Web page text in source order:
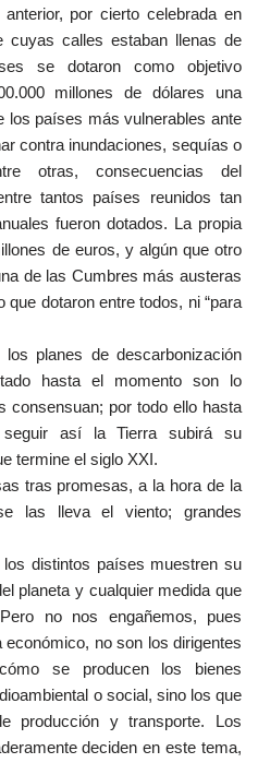
por cierto celebrada en
cuyas calles estaban llenas de
se dotaron como objetivo
millones de dólares una
los países más vulnerables ante
contra inundaciones, sequías o
otras, consecuencias del
tantos países reunidos tan
fueron dotados. La propia
de euros, y algún que otro
de las Cumbres más austeras
dotaron entre todos, ni “para
planes de descarbonización
hasta el momento son lo
consensuan; por todo ello hasta
así la Tierra subirá su
termine el siglo XXI.
tras promesas, a la hora de la
las lleva el viento; grandes
distintos países muestren su
planeta y cualquier medida que
no nos engañemos, pues
no son los dirigentes
se producen los bienes
o social, sino los que
producción y transporte. Los
deciden en este tema,